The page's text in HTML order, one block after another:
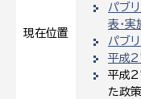
現在位置
パブ
表・
パブ
平成
平成
た政